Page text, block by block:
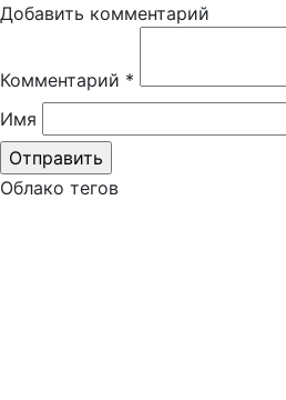
Добавить комментарий
Комментарий *
Имя
Облако тегов